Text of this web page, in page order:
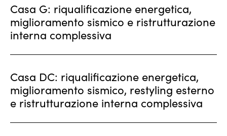
Casa G: riqualificazione energetica,
miglioramento sismico e ristrutturazione
interna complessiva
Casa DC: riqualificazione energetica,
miglioramento sismico, restyling esterno
e ristrutturazione interna complessiva